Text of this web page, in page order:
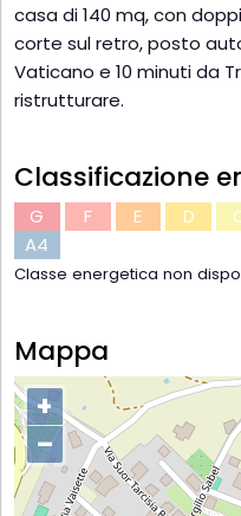
casa di 140 mq, con
corte sul retro, posto
Vaticano e 10 minuti da
ristrutturare.
Classificazione
G F E D
A4
Classe energetica non
Mappa
+
–